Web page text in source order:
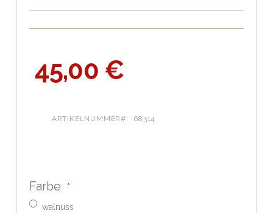
45,00 €
ARTIKELNUMMER 68314
Farbe
walnuss